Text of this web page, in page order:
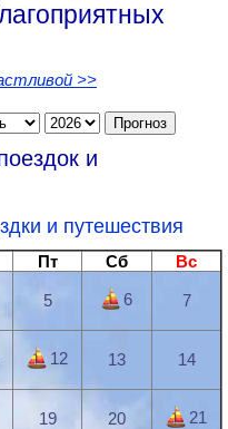
>>
и
и путешествия
Пт Сб
Вс
5 6 7
12 13 14
19 20 21